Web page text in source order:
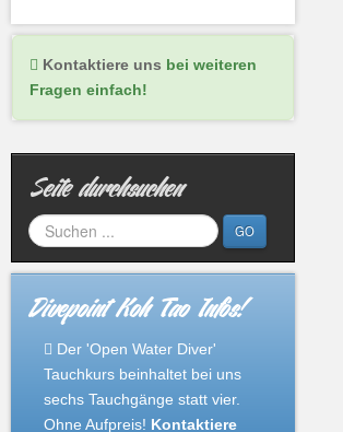
Kontaktiere uns bei weiteren
Fragen einfach!
Seite durchsuchen
GO
Divepoint Koh Tao Infos!
Der 'Open Water Diver'
Tauchkurs beinhaltet bei uns
sechs Tauchgänge statt vier.
Ohne Aufpreis! Kontaktiere